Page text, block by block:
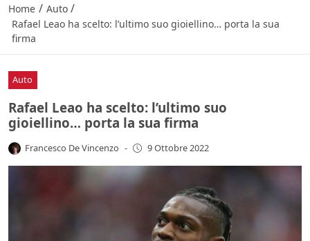
Home / Auto /
Rafael Leao ha scelto: l’ultimo suo gioiellino… porta la sua
firma
Auto
Rafael Leao ha scelto: l’ultimo suo
gioiellino… porta la sua firma
Francesco De Vincenzo - 9 Ottobre 2022